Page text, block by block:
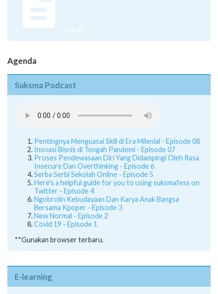
Juknis
Agenda
Suksma Podcast
Pentingnya Menguasai Skill di Era Milenial - Episode 08
Inovasi Bisnis di Tengah Pandemi - Episode 07
Proses Pendewasaan Diri Yang Didampingi Oleh Rasa
Insecure Dan Overthinking - Episode 6
Serba Serbi Sekolah Online - Episode 5
Here's a helpful guide for you to using suksmafess on
Twitter - Episode 4
Ngobrolin Kebudayaan Dan Karya Anak Bangsa
Bersama Kpoper - Episode 3
New Normal - Episode 2
Covid 19 - Episode 1
**Gunakan browser terbaru.
E-learning